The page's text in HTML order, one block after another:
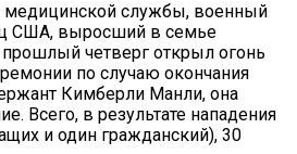
медицинской службы, военный
США, выросший в семье
четверг открыл огонь
по случаю окончания
Кимберли Манли, она
Всего, в результате нападения
и один гражданский), 30